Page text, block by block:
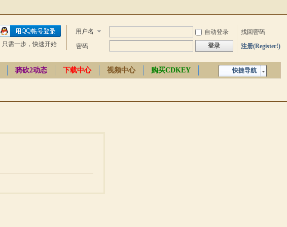
用户名 自动登录
找回密码
密码
登录 注册(Register!)
只需一步，快速开始
快捷导航
骑砍2动态 下载中心 视频中心
购买CDKEY